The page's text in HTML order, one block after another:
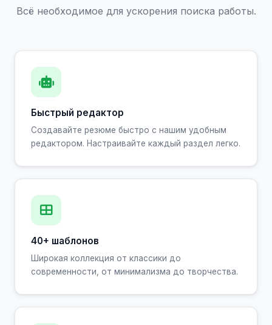
Всё необходимое для ускорения поиска работы.
Быстрый редактор
Создавайте резюме быстро с нашим удобным
редактором. Настраивайте каждый раздел легко.
40+ шаблонов
Широкая коллекция от классики до
современности, от минимализма до творчества.